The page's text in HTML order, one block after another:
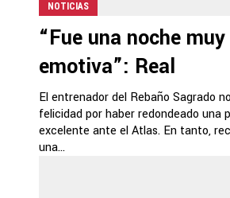
NOTICIAS
“Fue una noche muy
emotiva”: Real
El entrenador del Rebaño Sagrado
felicidad por haber redondeado una
excelente ante el Atlas. En tanto,
una...